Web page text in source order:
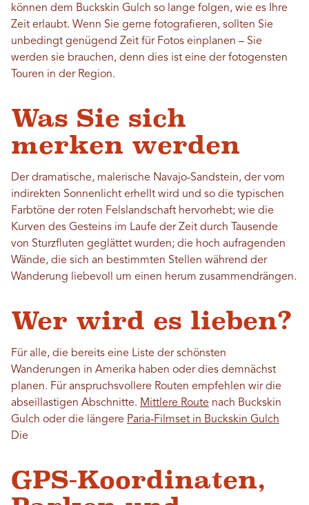
können dem Buckskin Gulch so lange folgen, wie es Ihre
Zeit erlaubt. Wenn Sie gerne fotografieren, sollten Sie
unbedingt genügend Zeit für Fotos einplanen – Sie
werden sie brauchen, denn dies ist eine der fotogensten
Touren in der Region.
Was Sie sich
merken werden
Der dramatische, malerische Navajo-Sandstein, der vom
indirekten Sonnenlicht erhellt wird und so die typischen
Farbtöne der roten Felslandschaft hervorhebt; wie die
Kurven des Gesteins im Laufe der Zeit durch Tausende
von Sturzfluten geglättet wurden; die hoch aufragenden
Wände, die sich an bestimmten Stellen während der
Wanderung liebevoll um einen herum zusammendrängen.
Wer wird es lieben?
Für alle, die bereits eine Liste der schönsten
Wanderungen in Amerika haben oder dies demnächst
planen. Für anspruchsvollere Routen empfehlen wir die
abseillastigen Abschnitte. Mittlere Route nach Buckskin
Gulch oder die längere Paria-Filmset in Buckskin Gulch
Die
GPS-Koordinaten,